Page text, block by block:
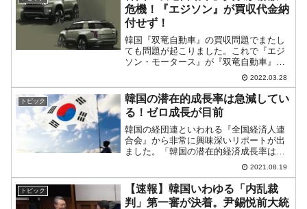
危機！『エジソン』が買収代金納
付せず！
韓国『双竜自動車』の買収問題でまたし
ても問題が起こりました。これで『エジ
ソン・モータース』が『双竜自動車』の
買収がダメになるかもしれません。2022
年03月25日、『双竜自動車』の優先買収
者として選ばれた『エジソン・モーター
ス』は、買収代金...
2022.03.28
トピック
韓国の潜在的成長率は急減してい
る！ゼロ成長が目前
韓国の経団連といわれる『全国経済人連
合会』から非常に興味深いリポートが出
ました。「韓国の潜在的経済成長率は低
下し続けている」という内容です。「生
産可能人口1人当たりの潜在的経済成長
率」を計算して以下のようにまとめてい
ます。⇒参照・引用元：『...
2021.08.19
トピック
【速報】韓国いわゆる「内乱裁
判」第一審が決着。尹錫悦前大統